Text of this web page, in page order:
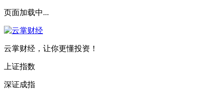
页面加载中...
云掌财经，让你更懂投资！
上证指数
深证成指